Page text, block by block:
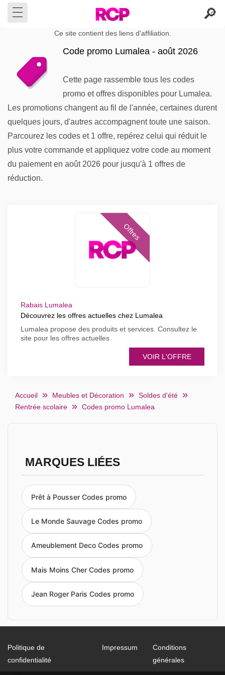
Ce site contient des liens d'affiliation.
Code promo Lumalea - août 2026
Cette page rassemble tous les codes
promo et offres disponibles pour Lumalea.
Les promotions changent au fil de l'année, certaines durent
quelques jours, d'autres accompagnent toute une saison.
Parcourez les codes et 1 offre, repérez celui qui réduit le
plus votre commande et appliquez votre code au moment
du paiement en août 2026 pour jusqu'à 1 offres de
réduction.
Offres
Rabais Lumalea
Découvrez les offres actuelles chez Lumalea
Lumalea propose des produits et services. Consultez le
site pour les offres actuelles
VOIR L'OFFRE
Accueil Meubles et Décoration
Soldes d'été
Rentrée scolaire
Codes promo Lumalea
MARQUES LIÉES
Prêt à Pousser Codes promo
Le Monde Sauvage Codes promo
Ameublement Deco Codes promo
Mais Moins Cher Codes promo
Jean Roger Paris Codes promo
Politique de
confidentialité
Impressum
Conditions
générales